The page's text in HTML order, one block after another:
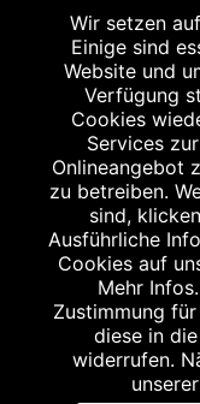
Abgabe in
und Satzfehler keine
Zu Risiken und
Sie Ihren Arzt oder
Angabe nach der
(AEP). Der AEP ist keine
AEP ist ein von den
Arzneimittel. Er entspricht
Abgabepreis, zu dem eine
unter 12 Jahren) das
abrechnet. Der AEP ist der
Kostenübernahme durch
Zwangsrabattes (zur Zeit
Unverbindliche
Wir setzen
Einige sind
Website und
Verfügung
Cookies
Services
Onlineangebot
zu betreiben.
sind,
Ausführliche
Cookies auf
Mehr
Zustimmung
diese in
widerrufen.
unserer